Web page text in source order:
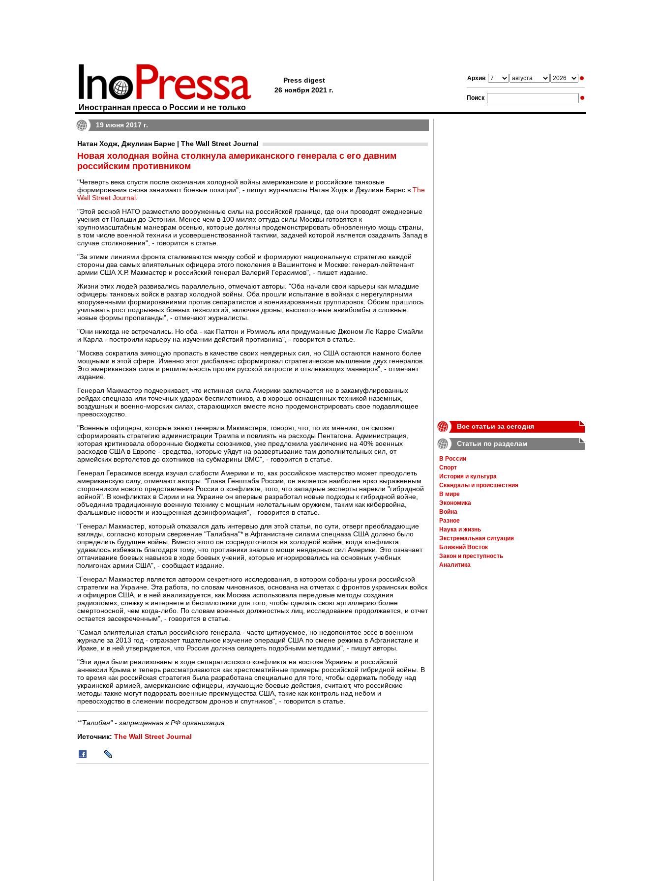
Архив
Поиск
Иностранная пресса о России и не только
Press digest
26 ноября 2021 г.
19 июня 2017 г.
Натан Ходж, Джулиан Барнс | The Wall Street Journal
Новая холодная война столкнула американского генерала с его давним
российским противником
"Четверть века спустя после окончания холодной войны американские и российские танковые
формирования снова занимают боевые позиции", - пишут журналисты Натан Ходж и Джулиан Барнс в The
Wall Street Journal
"Этой весной НАТО разместило вооруженные силы на российской границе, где они проводят ежедневные
учения от Польши до Эстонии. Менее чем в 100 милях оттуда силы Москвы готовятся к
крупномасштабным маневрам осенью, которые должны продемонстрировать обновленную мощь страны,
в том числе военной техники и усовершенствованной тактики, задачей которой является озадачить Запад в
случае столкновения", - говорится в статье.
"За этими линиями фронта сталкиваются между собой и формируют национальную стратегию каждой
стороны два самых влиятельных офицера этого поколения в Вашингтоне и Москве: генерал-лейтенант
армии США Х.Р. Макмастер и российский генерал Валерий Герасимов", - пишет издание.
Жизни этих людей развивались параллельно, отмечают авторы. "Оба начали свои карьеры как младшие
офицеры танковых войск в разгар холодной войны. Оба прошли испытание в войнах с нерегулярными
вооруженными формированиями против сепаратистов и военизированных группировок. Обоим пришлось
учитывать рост подрывных боевых технологий, включая дроны, высокоточные авиабомбы и сложные
новые формы пропаганды", - отмечают журналисты.
"Они никогда не встречались. Но оба - как Паттон и Роммель или придуманные Джоном Ле Карре Смайли
и Карла - построили карьеру на изучении действий противника", - говорится в статье.
"Москва сократила зияющую пропасть в качестве своих неядерных сил, но США остаются намного более
мощными в этой сфере. Именно этот дисбаланс сформировал стратегическое мышление двух генералов.
Это американская сила и решительность против русской хитрости и отвлекающих маневров", - отмечает
издание.
Генерал Макмастер подчеркивает, что истинная сила Америки заключается не в закамуфлированных
рейдах спецназа или точечных ударах беспилотников, а в хорошо оснащенных техникой наземных,
воздушных и военно-морских силах, старающихся вместе ясно продемонстрировать свое подавляющее
превосходство.
"Военные офицеры, которые знают генерала Макмастера, говорят, что, по их мнению, он сможет
сформировать стратегию администрации Трампа и повлиять на расходы Пентагона. Администрация,
которая критиковала оборонные бюджеты союзников, уже предложила увеличение на 40% военных
расходов США в Европе - средства, которые уйдут на развертывание там дополнительных сил, от
армейских вертолетов до охотников на субмарины ВМС", - говорится в статье.
Генерал Герасимов всегда изучал слабости Америки и то, как российское мастерство может преодолеть
американскую силу, отмечают авторы. "Глава Генштаба России, он является наиболее ярко выраженным
сторонником нового представления России о конфликте, того, что западные эксперты нарекли "гибридной
войной". В конфликтах в Сирии и на Украине он впервые разработал новые подходы к гибридной войне,
объединив традиционную военную технику с мощным нелетальным оружием, таким как кибервойна,
фальшивые новости и изощренная дезинформация", - говорится в статье.
"Генерал Макмастер, который отказался дать интервью для этой статьи, по сути, отверг преобладающие
взгляды, согласно которым свержение "Талибана"* в Афганистане силами спецназа США должно было
определить будущее войны. Вместо этого он сосредоточился на холодной войне, когда конфликта
удавалось избежать благодаря тому, что противники знали о мощи неядерных сил Америки. Это означает
оттачивание боевых навыков в ходе боевых учений, которые игнорировались на основных учебных
полигонах армии США", - сообщает издание.
"Генерал Макмастер является автором секретного исследования, в котором собраны уроки российской
стратегии на Украине. Эта работа, по словам чиновников, основана на отчетах с фронтов украинских войск
и офицеров США, и в ней анализируется, как Москва использовала передовые методы создания
радиопомех, слежку в интернете и беспилотники для того, чтобы сделать свою артиллерию более
смертоносной, чем когда-либо. По словам военных должностных лиц, исследование продолжается, и отчет
остается засекреченным", - говорится в статье.
"Самая влиятельная статья российского генерала - часто цитируемое, но недопонятое эссе в военном
журнале за 2013 год - отражает тщательное изучение операций США по смене режима в Афганистане и
Ираке, и в ней утверждается, что Россия должна овладеть подобными методами", - пишут авторы.
"Эти идеи были реализованы в ходе сепаратистского конфликта на востоке Украины и российской
аннексии Крыма и теперь рассматриваются как хрестоматийные примеры российской гибридной войны. В
то время как российская стратегия была разработана специально для того, чтобы одержать победу над
украинской армией, американские офицеры, изучающие боевые действия, считают, что российские
методы также могут подорвать военные преимущества США, такие как контроль над небом и
превосходство в слежении посредством дронов и спутников", - говорится в статье.
*"Талибан" - запрещенная в РФ организация.
Источник: The Wall Street Journal
Все статьи за сегодня
Статьи по разделам
В России
Спорт
История и культура
Скандалы и происшествия
В мире
Экономика
Война
Разное
Наука и жизнь
Экстремальная ситуация
Ближний Восток
Закон и преступность
Аналитика